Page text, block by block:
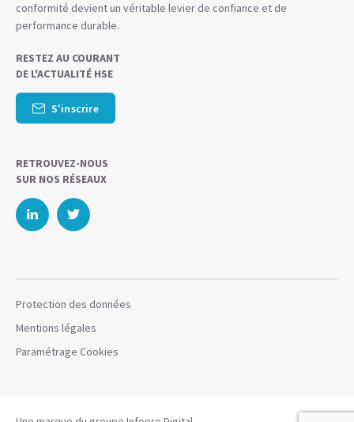
conformité devient un véritable levier de confiance et de
performance durable.
RESTEZ AU COURANT
DE L'ACTUALITÉ HSE
S'inscrire
RETROUVEZ-NOUS
SUR NOS RÉSEAUX
Protection des données
Mentions légales
Paramétrage Cookies